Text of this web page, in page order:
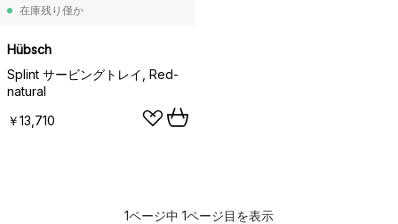
在庫残り僅か
Hübsch
Splint サービングトレイ, Red-
natural
￥13,710
1ページ中 1ページ目を表示